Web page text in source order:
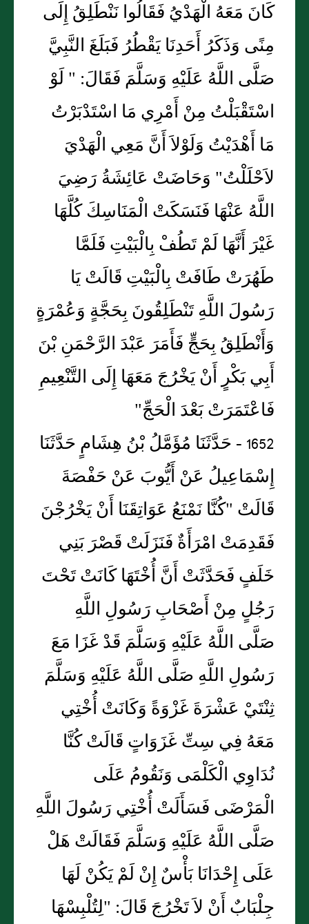
كَانَ مَعَهُ الْهَدْيُ فَقَالُوا نَنْطَلِقُ إِلَى
مِنًى وَذَكَرُ أَحَدِنَا يَقْطُرُ فَبَلَغَ النَّبِيَّ
صَلَّى اللَّهُ عَلَيْهِ وَسَلَّمَ فَقَالَ: " لَوْ
اسْتَقْبَلْتُ مِنْ أَمْرِي مَا اسْتَدْبَرْتُ
مَا أَهْدَيْتُ وَلَوْلاَ أَنَّ مَعِي الْهَدْيَ
لاَحْلَلْتُ" وَحَاضَتْ عَائِشَةُ رَضِيَ
اللَّهُ عَنْهَا فَنَسَكَتْ الْمَنَاسِكَ كُلَّهَا
غَيْرَ أَنَّهَا لَمْ تَطُفْ بِالْبَيْتِ فَلَمَّا
طَهُرَتْ طَافَتْ بِالْبَيْتِ قَالَتْ يَا
رَسُولَ اللَّهِ تَنْطَلِقُونَ بِحَجَّةٍ وَعُمْرَةٍ
وَأَنْطَلِقُ بِحَجٍّ فَأَمَرَ عَبْدَ الرَّحْمَنِ بْنَ
أَبِي بَكْرٍ أَنْ يَخْرُجَ مَعَهَا إِلَى التَّنْعِيمِ
فَاعْتَمَرَتْ بَعْدَ الْحَجِّ"
1652 - حَدَّثَنَا مُؤَمَّلُ بْنُ هِشَامٍ حَدَّثَنَا
إِسْمَاعِيلُ عَنْ أَيُّوبَ عَنْ حَفْصَةَ
قَالَتْ "كُنَّا نَمْنَعُ عَوَاتِقَنَا أَنْ يَخْرُجْنَ
فَقَدِمَتْ امْرَأَةٌ فَنَزَلَتْ قَصْرَ بَنِي
خَلَفٍ فَحَدَّثَتْ أَنَّ أُخْتَهَا كَانَتْ تَحْتَ
رَجُلٍ مِنْ أَصْحَابِ رَسُولِ اللَّهِ
صَلَّى اللَّهُ عَلَيْهِ وَسَلَّمَ قَدْ غَزَا مَعَ
رَسُولِ اللَّهِ صَلَّى اللَّهُ عَلَيْهِ وَسَلَّمَ
ثِنْتَيْ عَشْرَةَ غَزْوَةً وَكَانَتْ أُخْتِي
مَعَهُ فِي سِتِّ غَزَوَاتٍ قَالَتْ كُنَّا
نُدَاوِي الْكَلْمَى وَنَقُومُ عَلَى
الْمَرْضَى فَسَأَلَتْ أُخْتِي رَسُولَ اللَّهِ
صَلَّى اللَّهُ عَلَيْهِ وَسَلَّمَ فَقَالَتْ هَلْ
عَلَى إِحْدَانَا بَأْسٌ إِنْ لَمْ يَكُنْ لَهَا
جِلْبَابٌ أَنْ لاَ تَخْرُجَ قَالَ: "لِتُلْبِسْهَا